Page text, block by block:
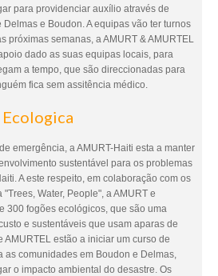
para providenciar auxílio através de
e Boudon. A equipas vão ter turnos
próximas semanas, a AMURT & AMURTEL
dado as suas equipas locais, para
a tempo, que são direccionadas para
fica sem assitência médico.
emergência, a AMURT-Haiti esta a manter
sustentável para os problemas
A este respeito, em colaboração com os
Water, People", a AMURT e
300 fogões ecológicos, que são uma
e sustentáveis que usam aparas de
AMURTEL estão a iniciar um curso de
as comunidades em Boudon e Delmas,
o impacto ambiental do desastre. Os